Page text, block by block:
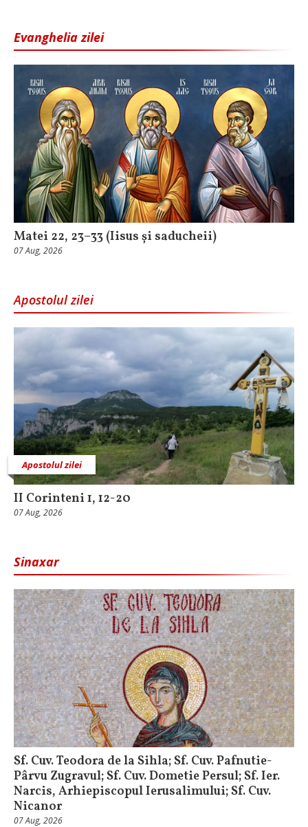
Evanghelia zilei
Matei 22, 23–33 (Iisus și saducheii)
07 Aug, 2026
Apostolul zilei
Apostolul zilei
II Corinteni 1, 12-20
07 Aug, 2026
Sinaxar
Sf. Cuv. Teodora de la Sihla; Sf. Cuv. Pafnutie-
Pârvu Zugravul; Sf. Cuv. Dometie Persul; Sf. Ier.
Narcis, Arhiepiscopul Ierusalimului; Sf. Cuv.
Nicanor
07 Aug, 2026